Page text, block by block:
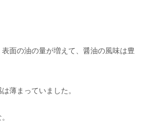
面の油の量が増えて、醤油の風味は豊
薄まっていました。